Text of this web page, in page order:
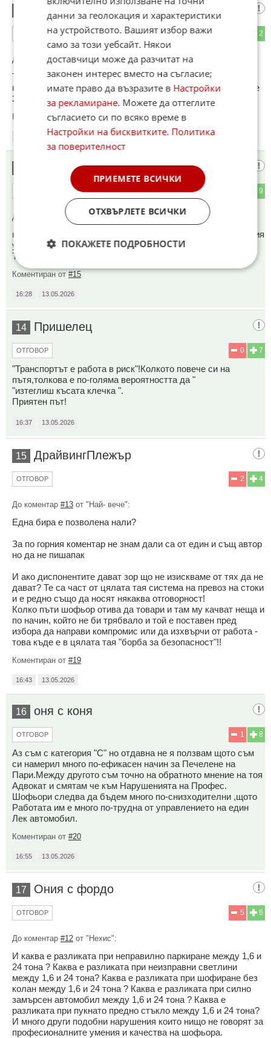
2
ОТГОВОР
До коментар#11от "тракторист":
Ти обаче забравяш да отчетеш, че е едно да правиш
нарушения с 1.6т лек автомобил, съвсем друго - с ремарке
24 тона.
Коментиран от#17
13.05.2026
Най- вече
9
До коментар #2 от "Интересно":
комшийски и украински. Виждал съм как на бензиностанция
удря една бира и се качва в кабината. Дали така карат в
Турция?
Коментиран от#15
16:28 13.05.2026
14 Пришелец
7
0
ОТГОВОР
"Транспортът е работа в риск"!Колкото повече си на
пътя,толкова е по-голяма вероятността да "
"изтеглиш късата клечка ".
Приятен път!
16:37 13.05.2026
15 ДрайвингПлежър
4
2
ОТГОВОР
До коментар #13 от "Най- вече":
Една бира е позволена нали?
За по горния коментар не знам дали са от един и същ автор
но да не пишапак
И ако диспонентите дават зор що не изискваме от тях да не
дават? Те са част от цялата тая система на превоз на стоки
и е редно също да носят някаква отговорност!
Колко пъти шофьор отива да товари и там му качват неща и
по начин, който не би трябвало и той е поставен пред
избора да направи компромис или да изхвърчи от работа -
това къде е в цялата тая "борба за безопасност"!!
Коментиран от #19
16:43 13.05.2026
16 оня с коня
8
1
ОТГОВОР
Аз съм с категория "С" но отдавна не я ползвам щото съм
си намерил много по-ефикасен начин за Печелене на
Пари.Между другото съм точно на обратното мнение на тоя
Адвокат и смятам че към Нарушенията на Профес.
Шофьори следва да бъдем много по-снизходителни ,щото
Работата им е много по-трудна от управлението на един
Лек автомобил.
Коментиран от #20
16:55 13.05.2026
17 Ония с фордо
6
5
ОТГОВОР
До коментар #12 от "Нехис":
И каква е разликата при неправилно паркиране между 1,6 и
24 тона ? Каква е разликата при неизправни светлини
между 1,6 и 24 тона? Каква е разликата при шофиране без
колан между 1,6 и 24 тона ? Каква е разликата при силно
замърсен автомобил между 1,6 и 24 тона ? Каква е
разликата при пукнато предно стъкло между 1,6 и 24 тона?
И много други подобни нарушения които нищо не говорят за
професионалните умения и качества на шофьора.
данни за геолокация и характеристики
на устройството. Вашият избор важи
само за този уебсайт. Някои
доставчици може да разчитат на
законен интерес вместо на съгласие;
имате право да възразите в Настройки
за рекламиране. Можете да оттеглите
съгласието си по всяко време в
Настройки на бисквитките. Политика
за поверителност
ПРИЕМЕТЕ ВСИЧКИ
ОТХВЪРЛЕТЕ ВСИЧКИ
ПОКАЖЕТЕ ПОДРОБНОСТИ